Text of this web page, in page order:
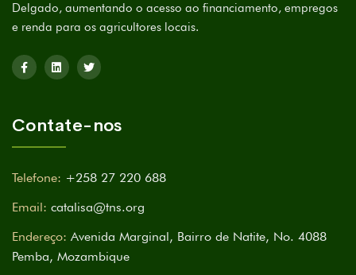
Delgado, aumentando o acesso ao financiamento, empregos
e renda para os agricultores locais.
Contate-nos
Telefone: +258 27 220 688
Email: catalisa@tns.org
Endereço: Avenida Marginal, Bairro de Natite, No. 4088
Pemba, Mozambique